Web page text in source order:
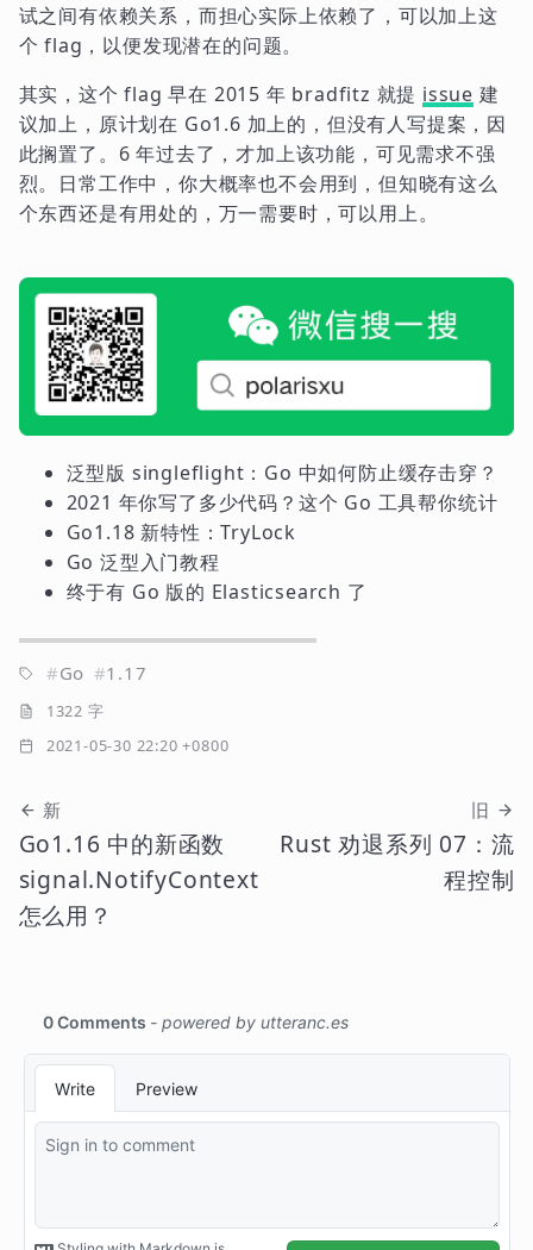
试之间有依赖关系，而担心实际上依赖了，可以加上这
个 flag，以便发现潜在的问题。
其实，这个 flag 早在 2015 年 bradfitz 就提 issue 建
议加上，原计划在 Go1.6 加上的，但没有人写提案，因
此搁置了。6 年过去了，才加上该功能，可见需求不强
烈。日常工作中，你大概率也不会用到，但知晓有这么
个东西还是有用处的，万一需要时，可以用上。
泛型版 singleflight：Go 中如何防止缓存击穿？
2021 年你写了多少代码？这个 Go 工具帮你统计
Go1.18 新特性：TryLock
Go 泛型入门教程
终于有 Go 版的 Elasticsearch 了
Go 1.17
1322 字
2021-05-30 22:20 +0800
新
Go1.16 中的新函数
signal.NotifyContext
怎么用？
旧
Rust 劝退系列 07：流
程控制